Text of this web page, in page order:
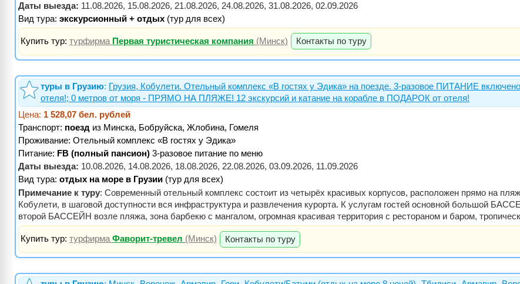
Даты выезда: 11.08.2026, 15.08.2026, 21.08.2026, 24.08.2026, 31.08.2026, 02.09.2026
Вид тура: экскурсионный + отдых (тур для всех)
Купить тур: турфирма Первая туристическая компания (Минск) Контакты по туру
туры в Грузию: Грузия, Кобулети. Отельный комплекс «В гостях у Эдика» на поезде. 3-разовое ПИТАНИЕ
отеля!; 0 метров от моря - ПРЯМО НА ПЛЯЖЕ! 12 экскурсий и катание на корабле в ПОДАРОК от отеля!
Цена: 1 528,07 бел. рублей
Транспорт: поезд из Минска, Бобруйска, Жлобина, Гомеля
Проживание: Отельный комплекс «В гостях у Эдика»
Питание: FB (полный пансион) 3-разовое питание по меню
Даты выезда: 10.08.2026, 14.08.2026, 18.08.2026, 22.08.2026, 03.09.2026, 11.09.2026
Вид тура: отдых на море в Грузии (тур для всех)
Примечание к туру: Современный отельный комплекс состоит из четырёх красивых корпусов, расположен прямо на
Кобулети, в шаговой доступности вся инфраструктура и развлечения курорта. К услугам гостей основной большой
второй БАССЕЙН возле пляжа, зона барбекю с мангалом, огромная красивая территория с рестораном и баром,
Купить тур: турфирмаФаворит-тревел (Минск) Контакты по туру